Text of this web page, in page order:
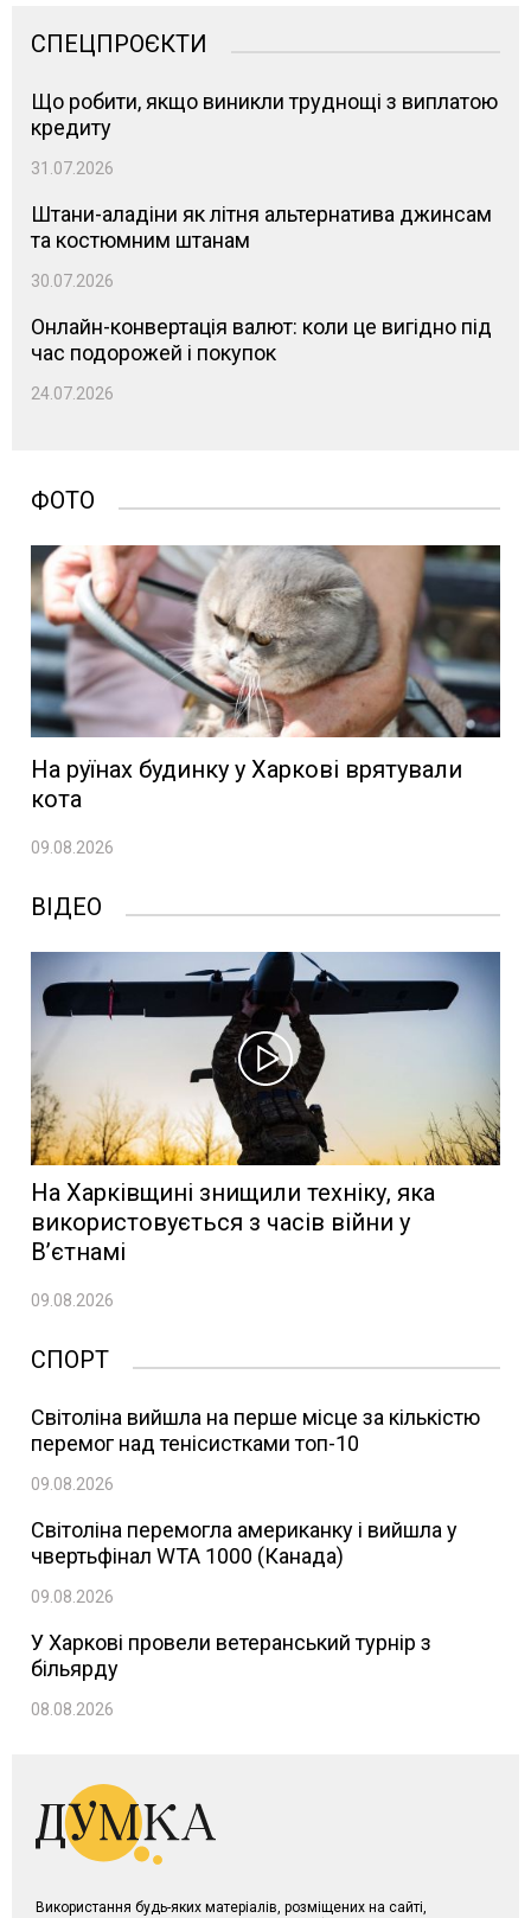
СПЕЦПРОЄКТИ
Що робити, якщо виникли труднощі з виплатою
кредиту
31.07.2026
Штани-аладіни як літня альтернатива джинсам
та костюмним штанам
30.07.2026
Онлайн-конвертація валют: коли це вигідно під
час подорожей і покупок
24.07.2026
ФОТО
На руїнах будинку у Харкові врятували
кота
09.08.2026
ВІДЕО
На Харківщині знищили техніку, яка
використовується з часів війни у
В’єтнамі
09.08.2026
СПОРТ
Світоліна вийшла на перше місце за кількістю
перемог над тенісистками топ-10
09.08.2026
Світоліна перемогла американку і вийшла у
чвертьфінал WTA 1000 (Канада)
09.08.2026
У Харкові провели ветеранський турнір з
більярду
08.08.2026
Використання будь-яких матеріалів, розміщених на сайті,